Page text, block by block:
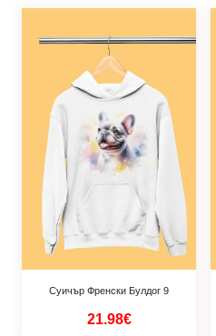
Суичър Френски Булдог 9
21.98€